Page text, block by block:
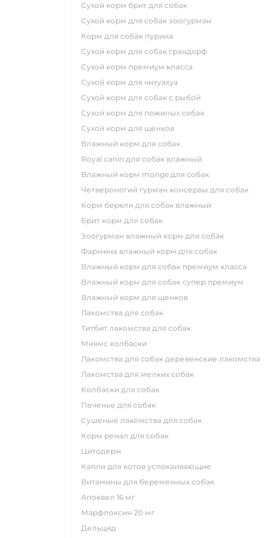
сухой корм брит для собак
сухой корм для собак зоогурман
корм для собак пурина
сухой корм для собак грандорф
сухой корм премиум класса
сухой корм для чихуахуа
сухой корм для собак с рыбой
сухой корм для пожилых собак
сухой корм для щенков
влажный корм для собак
royal canin для собак влажный
влажный корм monge для собак
четвероногий гурман консервы для собак
корм беркли для собак влажный
брит корм для собак
зоогурман влажный корм для собак
фармина влажный корм для собак
влажный корм для собак премиум класса
влажный корм для собак супер премиум
влажный корм для щенков
лакомства для собак
титбит лакомства для собак
мнямс колбаски
лакомства для собак деревенские лакомства
лакомства для мелких собак
колбаски для собак
печенье для собак
сушеные лакомства для собак
корм ренал для собак
цитодерм
капли для котов успокаивающие
витамины для беременных собак
апоквел 16 мг
марфлоксин 20 мг
дельцид